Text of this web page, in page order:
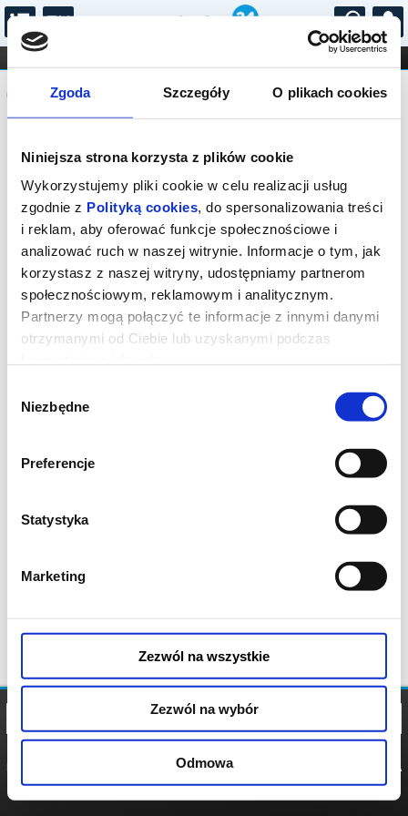
Zgoda Szczegóły O plikach cookies
Niniejsza strona korzysta z plików cookie
Wykorzystujemy pliki cookie w celu realizacji usług
zgodnie z Polityką cookies, do spersonalizowania treści
i reklam, aby oferować funkcje społecznościowe i
analizować ruch w naszej witrynie. Informacje o tym, jak
korzystasz z naszej witryny, udostępniamy partnerom
społecznościowym, reklamowym i analitycznym.
Partnerzy mogą połączyć te informacje z innymi danymi
otrzymanymi od Ciebie lub uzyskanymi podczas
zgody
Niezbędne
Preferencje
Statystyka
Marketing
Zezwól na wszystkie
Zezwól na wybór
Odmowa
...
FILHARMONIA OPERA I BALET
STAND-UP
DLA DZIECI
Komunikat
Sprzedaż on-line na wydarzenie została
zakończona.
POLITYKA
POLITYKA